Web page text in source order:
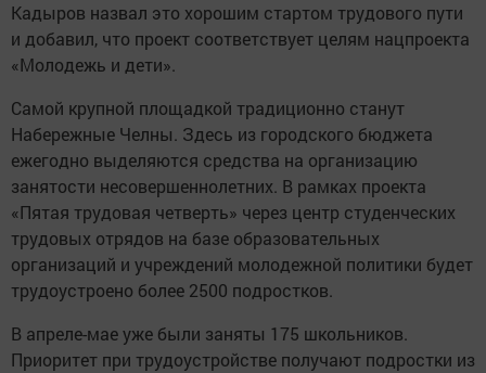
Кадыров назвал это хорошим стартом трудового пути
и добавил, что проект соответствует целям нацпроекта
«Молодежь и дети».
Самой крупной площадкой традиционно станут
Набережные Челны. Здесь из городского бюджета
ежегодно выделяются средства на организацию
занятости несовершеннолетних. В рамках проекта
«Пятая трудовая четверть» через центр студенческих
трудовых отрядов на базе образовательных
организаций и учреждений молодежной политики будет
трудоустроено более 2500 подростков.
В апреле-мае уже были заняты 175 школьников.
Приоритет при трудоустройстве получают подростки из